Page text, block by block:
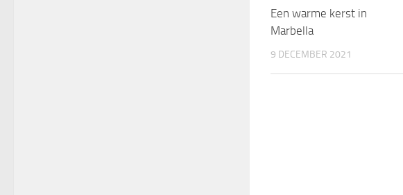
Een warme kerst in
Marbella
9 DECEMBER 2021